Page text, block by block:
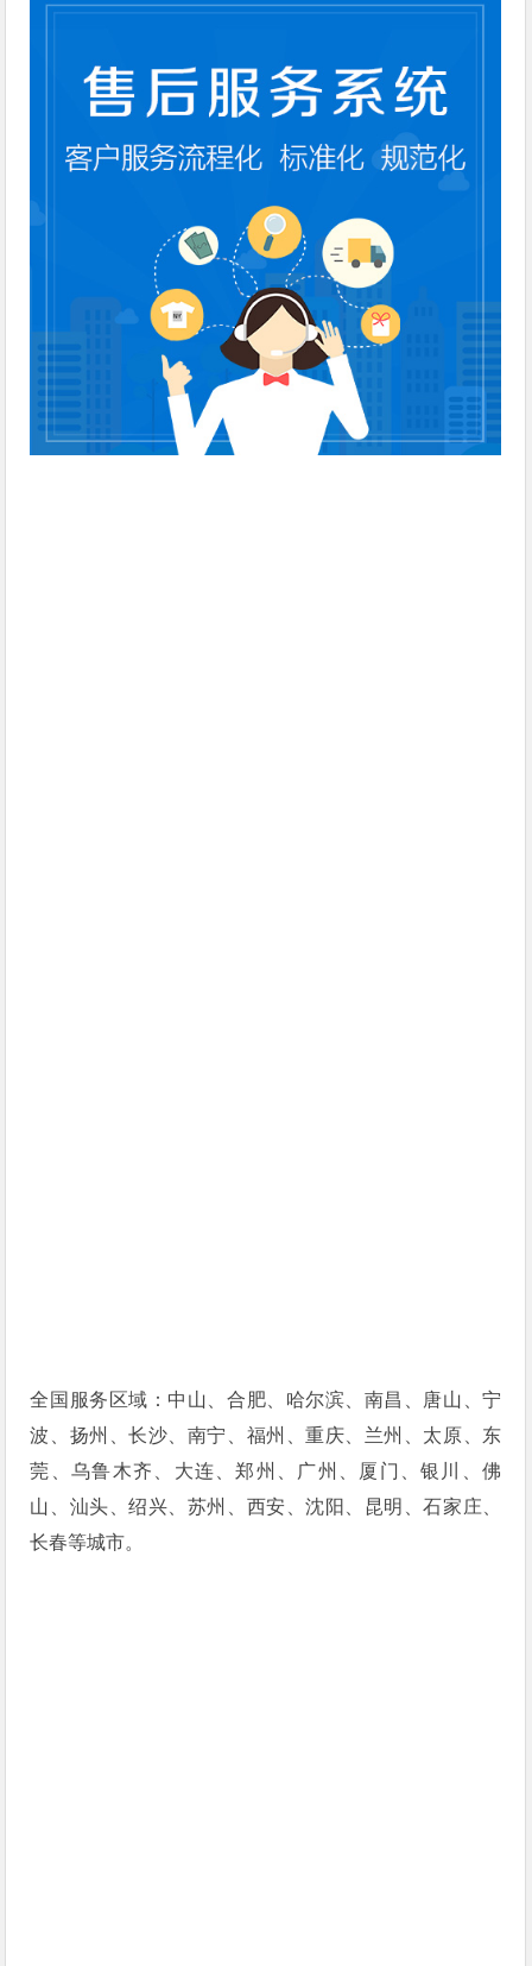
全国服务区域：中山、合肥、哈尔滨、南昌、唐山、宁
波、扬州、长沙、南宁、福州、重庆、兰州、太原、东
莞、乌鲁木齐、大连、郑州、广州、厦门、银川、佛
山、汕头、绍兴、苏州、西安、沈阳、昆明、石家庄、
长春等城市。